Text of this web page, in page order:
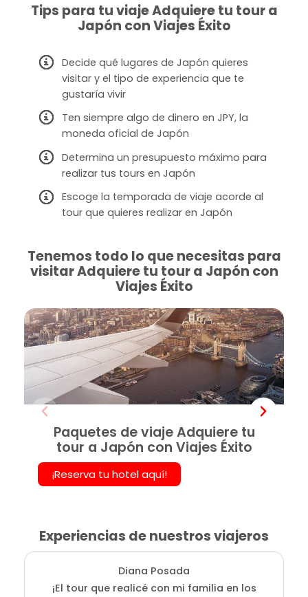
Tips para tu viaje Adquiere tu tour a
Japón con Viajes Éxito
Decide qué lugares de Japón quieres
visitar y el tipo de experiencia que te
gustaría vivir
Ten siempre algo de dinero en JPY, la
moneda oficial de Japón
Determina un presupuesto máximo para
realizar tus tours en Japón
Escoge la temporada de viaje acorde al
tour que quieres realizar en Japón
Tenemos todo lo que necesitas para
visitar Adquiere tu tour a Japón con
Viajes Éxito
Paquetes de viaje Adquiere tu
tour a Japón con Viajes Éxito
¡Reserva tu hotel aquí!
Experiencias de nuestros viajeros
Diana Posada
¡El tour que realicé con mi familia en los